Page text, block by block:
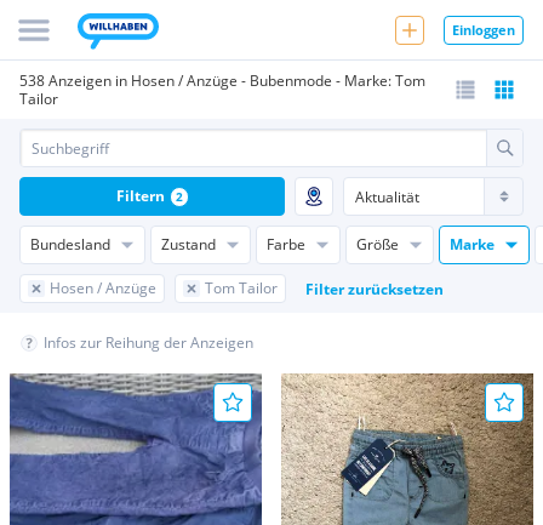
Einloggen
538 Anzeigen in Hosen / Anzüge - Bubenmode - Marke: Tom
Tailor
Bundesland Zustand Farbe Größe Marke
Hosen / Anzüge Tom Tailor Filter zurücksetzen
Filtern 2
Infos zur Reihung der Anzeigen